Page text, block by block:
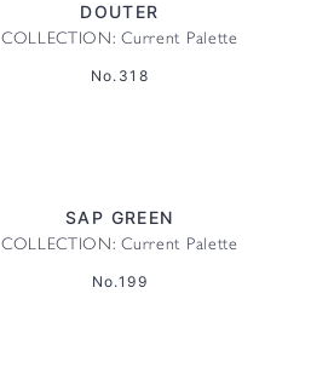
DOUTER
COLLECTION: Current Palette
No.318
SAP GREEN
COLLECTION: Current Palette
No.199